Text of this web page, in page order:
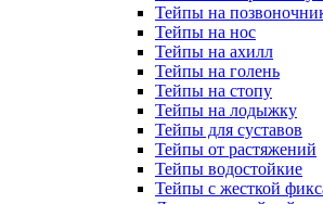
Тейпы на
Тейпы на нос
Тейпы на ахилл
Тейпы на голень
Тейпы на стопу
Тейпы на лодыжку
Тейпы для суставов
Тейпы от растяжений
Тейпы водостойкие
Тейпы с жесткой